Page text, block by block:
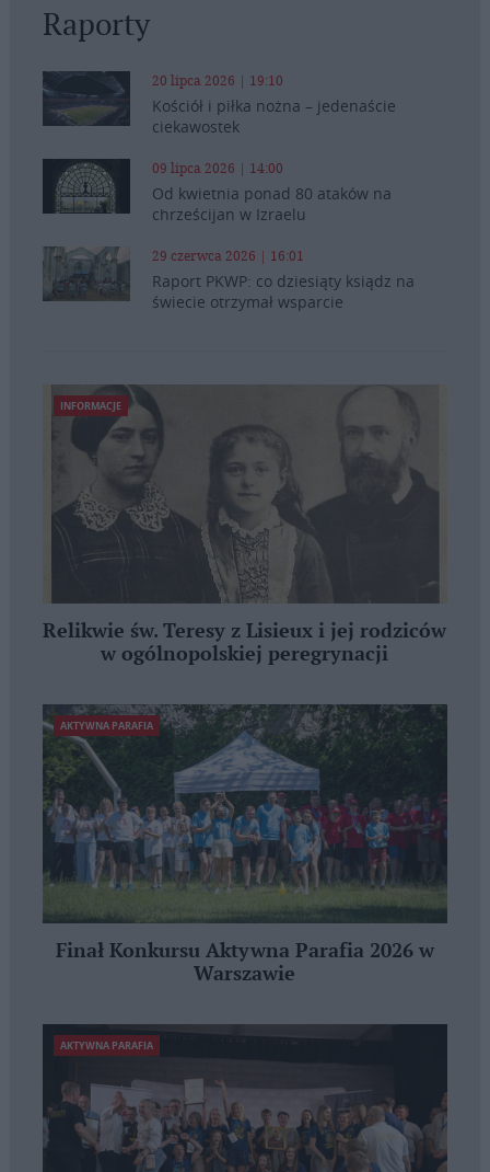
Raporty
20 lipca 2026 | 19:10
Kościół i piłka nożna – jedenaście
ciekawostek
09 lipca 2026 | 14:00
Od kwietnia ponad 80 ataków na
chrześcijan w Izraelu
29 czerwca 2026 | 16:01
Raport PKWP: co dziesiąty ksiądz na
świecie otrzymał wsparcie
INFORMACJE
Relikwie św. Teresy z Lisieux i jej rodziców
w ogólnopolskiej peregrynacji
AKTYWNA PARAFIA
Finał Konkursu Aktywna Parafia 2026 w
Warszawie
AKTYWNA PARAFIA